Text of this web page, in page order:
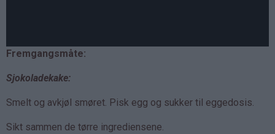
Fremgangsmåte:
Sjokoladekake:
Smelt og avkjøl smøret. Pisk egg og sukker til eggedosis.
Sikt sammen de tørre ingrediensene.